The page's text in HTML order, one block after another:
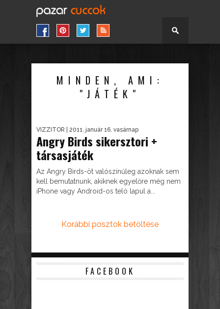
MINDEN, AMI:
"JÁTÉK"
VIZZITOR | 2011. január 16. vasárnap
Angry Birds sikersztori +
társasjáték
Az Angry Birds-öt valószínűleg azoknak sem
kell bemutatnunk, akiknek egyelőre még nem
iPhone vagy Android-os teló lapul a...
Korábbi posztok betöltése
FACEBOOK